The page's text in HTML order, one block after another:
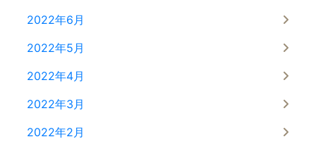
2022年6月
2022年5月
2022年4月
2022年3月
2022年2月